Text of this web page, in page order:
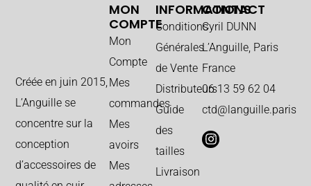
Créée en juin 2015,
L’Anguille se
concentre sur la
conception
d’accessoires de
INFORMATIONS
Conditions
Générales
de Vente
Distributeurs
Guide
des
tailles
Livraison
MON
COMPTE
Mon
Compte
Mes
commandes
Mes
avoirs
Mes
CONTACT
Cyril DUNN
L’Anguille, Paris
France
06 13 59 62 04
ctd@languille.paris